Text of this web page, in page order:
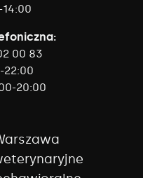
00 83
22:00
20:00